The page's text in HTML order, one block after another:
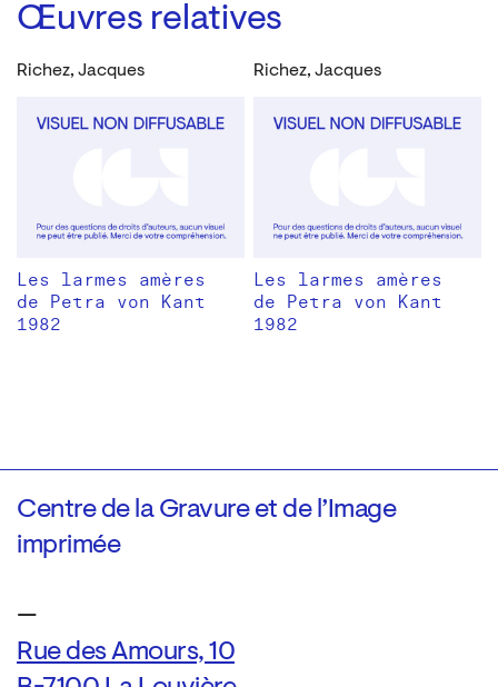
Œuvres relatives
Richez, Jacques
Les larmes amères
de Petra von Kant
1982
Richez, Jacques
Les larmes amères
de Petra von Kant
1982
Centre de la Gravure et de l’Image
imprimée
—
Rue des Amours, 10